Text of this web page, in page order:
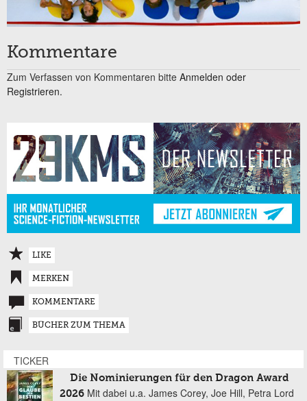
Kommentare
Zum Verfassen von Kommentaren bitte Anmelden oder
Registrieren.
LIKE
MERKEN
KOMMENTARE
BÜCHER ZUM THEMA
TICKER
Die Nominierungen für den Dragon Award
2026 Mit dabei u.a. James Corey, Joe Hill, Petra Lord